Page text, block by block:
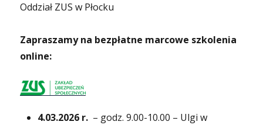
Oddział ZUS w Płocku
Zapraszamy na bezpłatne marcowe szkolenia
online:
4.03.2026 r. – godz. 9.00-10.00 – Ulgi w